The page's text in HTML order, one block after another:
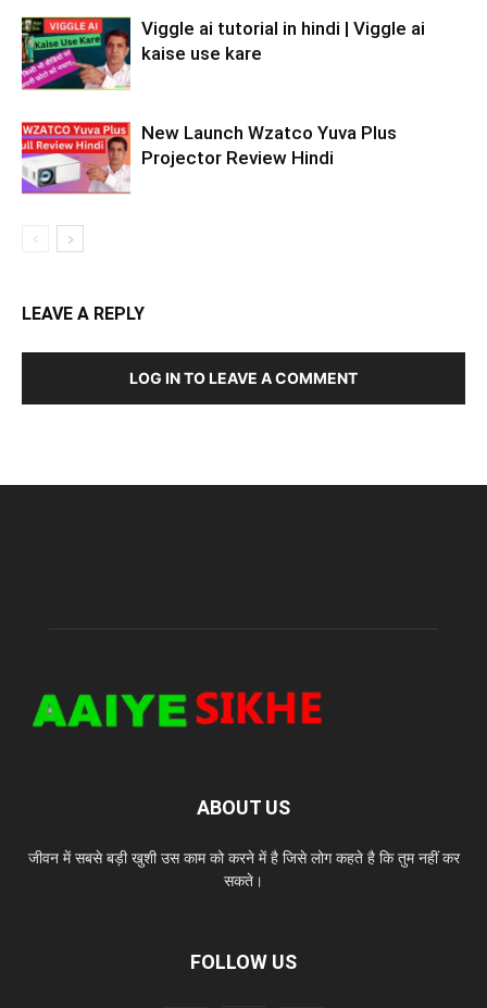
Viggle ai tutorial in hindi | Viggle ai
kaise use kare
New Launch Wzatco Yuva Plus
Projector Review Hindi
LEAVE A REPLY
LOG IN TO LEAVE A COMMENT
ABOUT US
जीवन में सबसे बड़ी खुशी उस काम को करने में है जिसे लोग कहते है कि तुम नहीं कर
सकते।
FOLLOW US